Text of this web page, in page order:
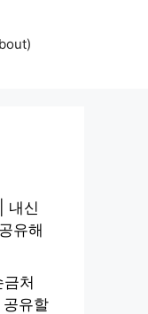
내신
유해
처
유할